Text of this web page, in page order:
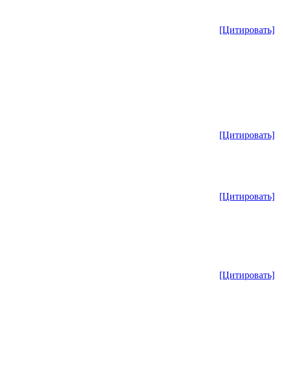
[Цитировать]
[Цитировать]
[Цитировать]
[Цитировать]